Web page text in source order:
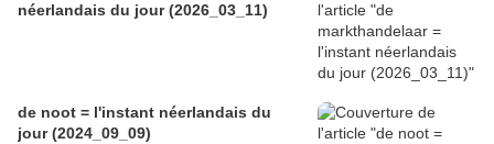
néerlandais du jour (2026_03_11)
de noot = l'instant néerlandais du
jour (2024_09_09)